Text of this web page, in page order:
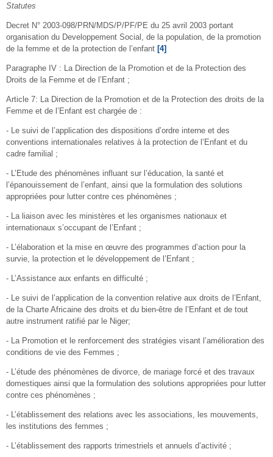
Statutes
Decret N° 2003-098/PRN/MDS/P/PF/PE du 25 avril 2003 portant
organisation du Developpement Social, de la population, de la promotion
de la femme et de la protection de l’enfant [4]
Paragraphe IV : La Direction de la Promotion et de la Protection des
Droits de la Femme et de l’Enfant ;
Article 7: La Direction de la Promotion et de la Protection des droits de la
Femme et de l’Enfant est chargée de :
- Le suivi de l’application des dispositions d’ordre interne et des
conventions internationales relatives à la protection de l’Enfant et du
cadre familial ;
- L’Etude des phénomènes influant sur l’éducation, la santé et
l’épanouissement de l’enfant, ainsi que la formulation des solutions
appropriées pour lutter contre ces phénomènes ;
- La liaison avec les ministères et les organismes nationaux et
internationaux s’occupant de l’Enfant ;
- L’élaboration et la mise en œuvre des programmes d’action pour la
survie, la protection et le développement de l’Enfant ;
- L’Assistance aux enfants en difficulté ;
- Le suivi de l’application de la convention relative aux droits de l’Enfant,
de la Charte Africaine des droits et du bien-être de l’Enfant et de tout
autre instrument ratifié par le Niger;
- La Promotion et le renforcement des stratégies visant l’amélioration des
conditions de vie des Femmes ;
- L’étude des phénomènes de divorce, de mariage forcé et des travaux
domestiques ainsi que la formulation des solutions appropriées pour lutter
contre ces phénomènes ;
- L’établissement des relations avec les associations, les mouvements,
les institutions des femmes ;
- L’établissement des rapports trimestriels et annuels d’activité ;